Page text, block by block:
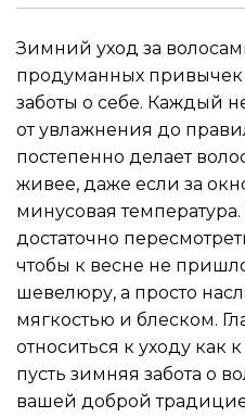
Зимний уход за
продуманных
заботы о себе. Каждый
от увлажнения до
постепенно делает
живее, даже если за
минусовая
достаточно
чтобы к весне не
шевелюру, а просто
мягкостью и блеском.
относиться к уходу как
пусть зимняя забота о
вашей доброй